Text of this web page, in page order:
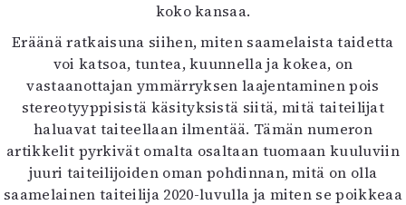
koko kansaa.
Eräänä ratkaisuna siihen, miten saamelaista taidetta
voi katsoa, tuntea, kuunnella ja kokea, on
vastaanottajan ymmärryksen laajentaminen pois
stereotyyppisistä käsityksistä siitä, mitä taiteilijat
haluavat taiteellaan ilmentää. Tämän numeron
artikkelit pyrkivät omalta osaltaan tuomaan kuuluviin
juuri taiteilijoiden oman pohdinnan, mitä on olla
saamelainen taiteilija 2020-luvulla ja miten se poikkeaa